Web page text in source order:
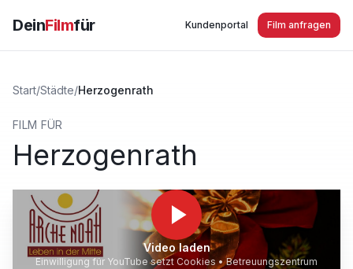
DeinFilmfür Kundenportal Film anfragen
Start/Städte/Herzogenrath
FILM FÜR
Herzogenrath
Video laden
Einwilligung für YouTube setzt Cookies •Betreuungszentrum